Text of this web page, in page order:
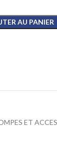
AU PANIER
ET